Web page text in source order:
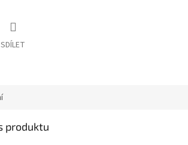
SDÍLET
produktu